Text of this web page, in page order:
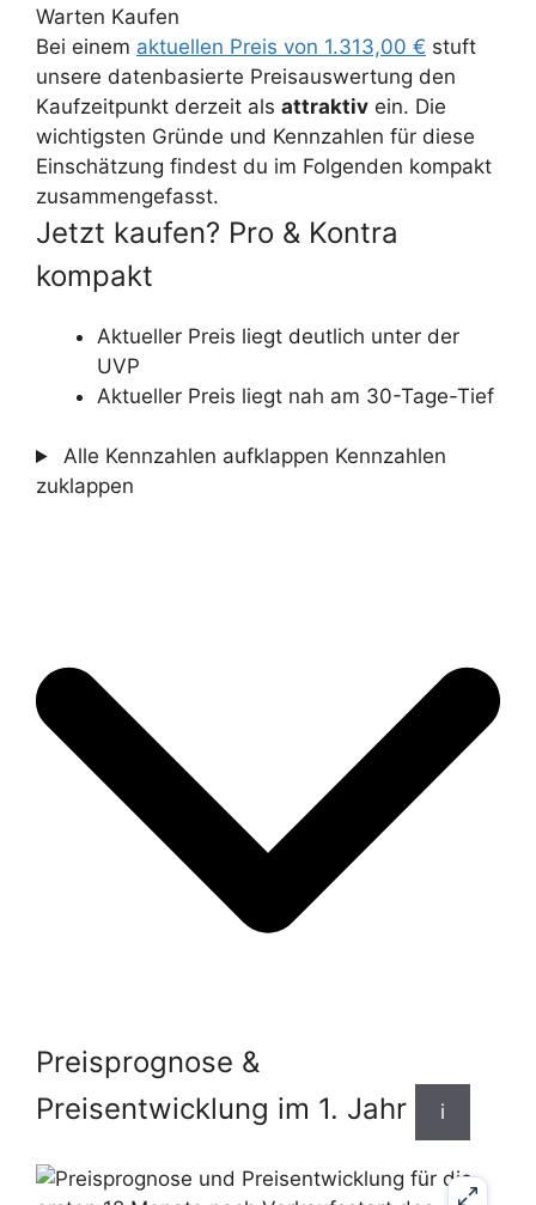
Warten Kaufen
Bei einem aktuellen Preis von 1.313,00 € stuft
unsere datenbasierte Preisauswertung den
Kaufzeitpunkt derzeit als attraktiv ein. Die
wichtigsten Gründe und Kennzahlen für diese
Einschätzung findest du im Folgenden kompakt
zusammengefasst.
Jetzt kaufen? Pro & Kontra
kompakt
Aktueller Preis liegt deutlich unter der
UVP
Aktueller Preis liegt nah am 30-Tage-Tief
Alle Kennzahlen aufklappen Kennzahlen
zuklappen
Preisprognose &
Preisentwicklung im 1. Jahr
i